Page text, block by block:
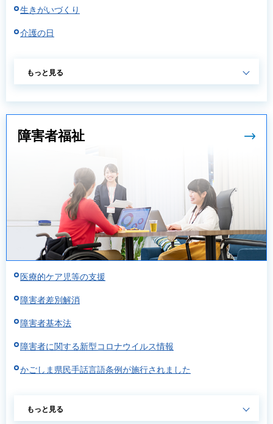
生きがいづくり
介護の日
もっと見る
障害者福祉
医療的ケア児等の支援
障害者差別解消
障害者基本法
障害者に関する新型コロナウイルス情報
かごしま県民手話言語条例が施行されました
もっと見る